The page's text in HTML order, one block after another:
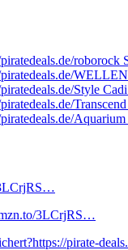
roborock
piratedeals.de/
Style
piratedeals.de/
3LCrjRS…
pirate-